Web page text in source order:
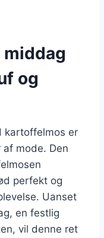
og
kartoffelmos er
mode. Den
perfekt og
Uanset
en festlig
vil denne ret